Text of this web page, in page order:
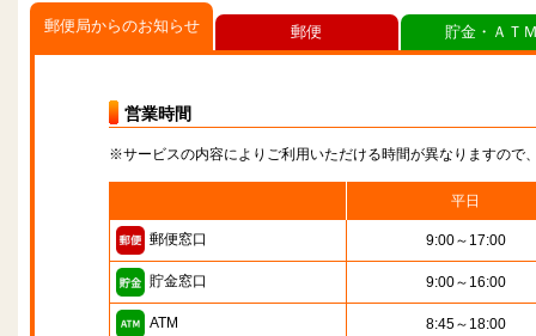
郵便局からのお知らせ
営業時間
※サービスの内容によりご利用いただける時間が異なりますので
平日
郵便窓口 9:00～17:00
貯金窓口 9:00～16:00
ATM 8:45～18:00
郵便 貯金・ＡＴ